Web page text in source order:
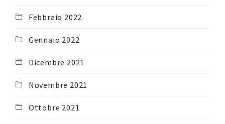
Febbraio 2022
Gennaio 2022
Dicembre 2021
Novembre 2021
Ottobre 2021